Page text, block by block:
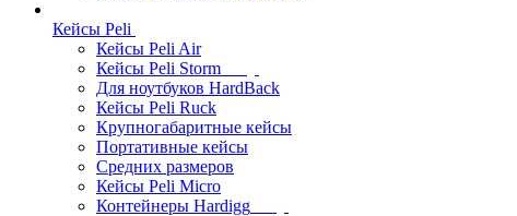
Кейсы Peli
Кейсы Peli Air
Кейсы Peli Storm
Для ноутбуков HardBack
Кейсы Peli Ruck
Крупногабаритные кейсы
Портативные кейсы
Средних размеров
Кейсы Peli Micro
Контейнеры Hardigg